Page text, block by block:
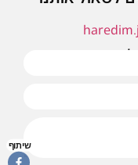
בהקדם
שיתוף